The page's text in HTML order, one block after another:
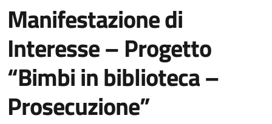
Manifestazione di
Interesse – Progetto
“Bimbi in biblioteca –
Prosecuzione”